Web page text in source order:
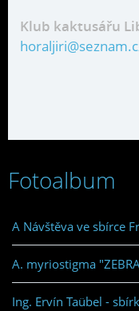
Klub kaktusářu
Fotoalbum
A Návštěva ve sbírce
A. myriostigma
Ing. Ervín Taübel -